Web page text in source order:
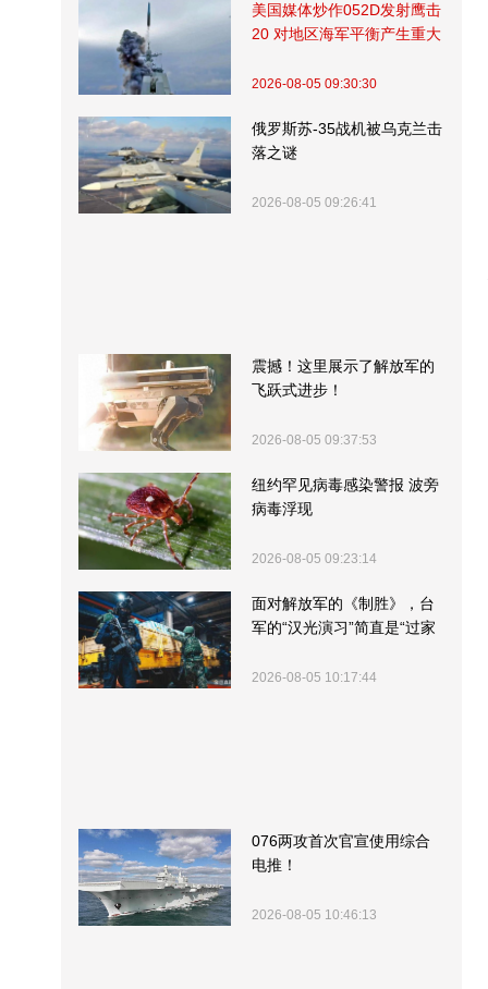
美国媒体炒作052D发射鹰击
20 对地区海军平衡产生重大
2026-08-05 09:30:30
俄罗斯苏-35战机被乌克兰击
落之谜
2026-08-05 09:26:41
震撼！这里展示了解放军的
飞跃式进步！
2026-08-05 09:37:53
纽约罕见病毒感染警报 波旁
病毒浮现
2026-08-05 09:23:14
面对解放军的《制胜》，台
军的“汉光演习”简直是“过家
2026-08-05 10:17:44
076两攻首次官宣使用综合
电推！
2026-08-05 10:46:13